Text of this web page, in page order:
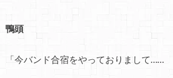
鴨頭
「今バンド合宿をやっておりまして……